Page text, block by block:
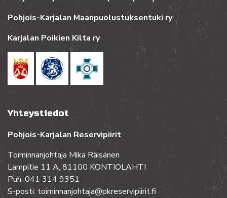
Pohjois-Karjalan Maanpuolustuksentuki ry
Karjalan Poikien Kilta ry
Yhteystiedot
Pohjois-Karjalan Reservipiirit
Toiminnanjohtaja Mika Räisänen
Lampitie 11 A, 81100 KONTIOLAHTI
Puh. 041 314 9351
S-posti: toiminnanjohtaja@pkreservipiirit.fi